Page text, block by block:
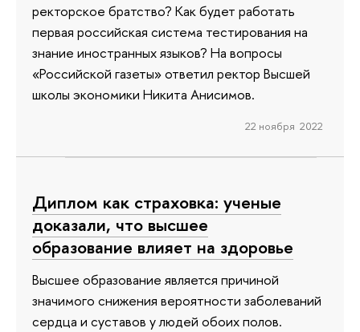
ректорское братство? Как будет работать
первая российская система тестирования на
знание иностранных языков? На вопросы
«Российской газеты» ответил ректор Высшей
школы экономики Никита Анисимов.
22 ноября 2022
Диплом как страховка: ученые
доказали, что высшее
образование влияет на здоровье
Высшее образование является причиной
значимого снижения вероятности заболеваний
сердца и суставов у людей обоих полов.